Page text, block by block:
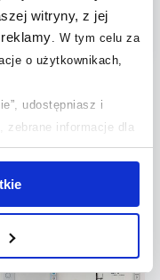
witryny, z jej
. W tym celu za
o użytkownikach,
udostępniasz i
zebrane informacje dla
partnerzy reklamowi.
mogą mieć wpływ
do potrzeb
(2)